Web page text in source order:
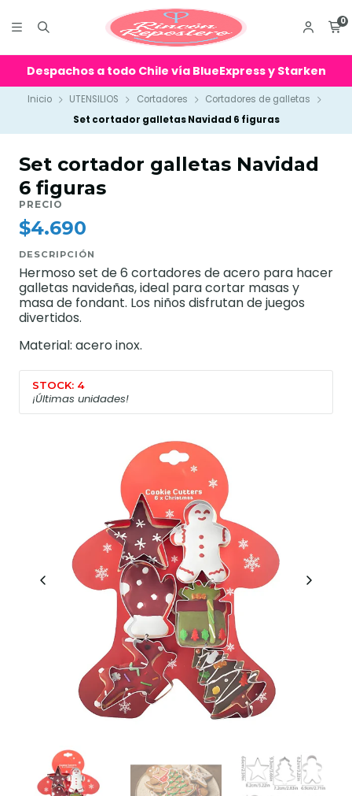
0
Despachos a todo Chile vía BlueExpress y Starken
Inicio UTENSILIOS Cortadores
Cortadores de galletas
Set cortador galletas Navidad 6 figuras
Set cortador galletas Navidad
6 figuras
PRECIO
$4.690
DESCRIPCIÓN
Hermoso set de 6 cortadores de acero para hacer
galletas navideñas, ideal para cortar masas y
masa de fondant. Los niños disfrutan de juegos
divertidos.
Material: acero inox.
STOCK: 4
¡Últimas unidades!